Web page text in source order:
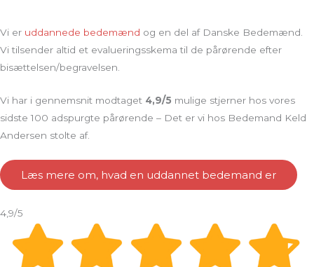
Vi er uddannede bedemænd og en del af Danske Bedemænd.
Vi tilsender altid et evalueringsskema til de pårørende efter
bisættelsen/begravelsen.
Vi har i gennemsnit modtaget 4,9/5 mulige stjerner hos vores
sidste 100 adspurgte pårørende – Det er vi hos Bedemand Keld
Andersen stolte af.
Læs mere om, hvad en uddannet bedemand er
4,9/5